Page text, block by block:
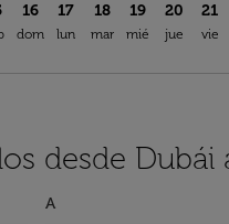
16
dom
17
lun
18
mar
19
mié
20
jue
21
vie
desde
A